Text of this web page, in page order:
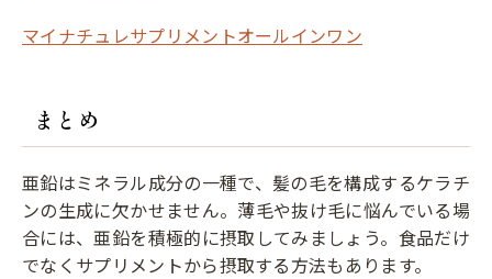
マイナチュレサプリメントオールインワン
まとめ
亜鉛はミネラル成分の一種で、髪の毛を構成するケラチ
ンの生成に欠かせません。薄毛や抜け毛に悩んでいる場
合には、亜鉛を積極的に摂取してみましょう。食品だけ
でなくサプリメントから摂取する方法もあります。